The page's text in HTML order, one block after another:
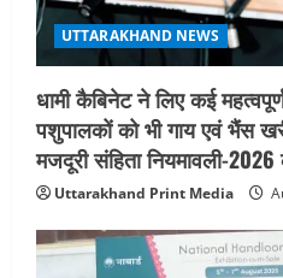
UTTARAKHAND NEWS
धामी कैबिनेट ने लिए कई
पशुपालकों को भी गाय एवं भैंस
मजदूरी संहिता नियमावली-2026
Uttarakhand Print Media